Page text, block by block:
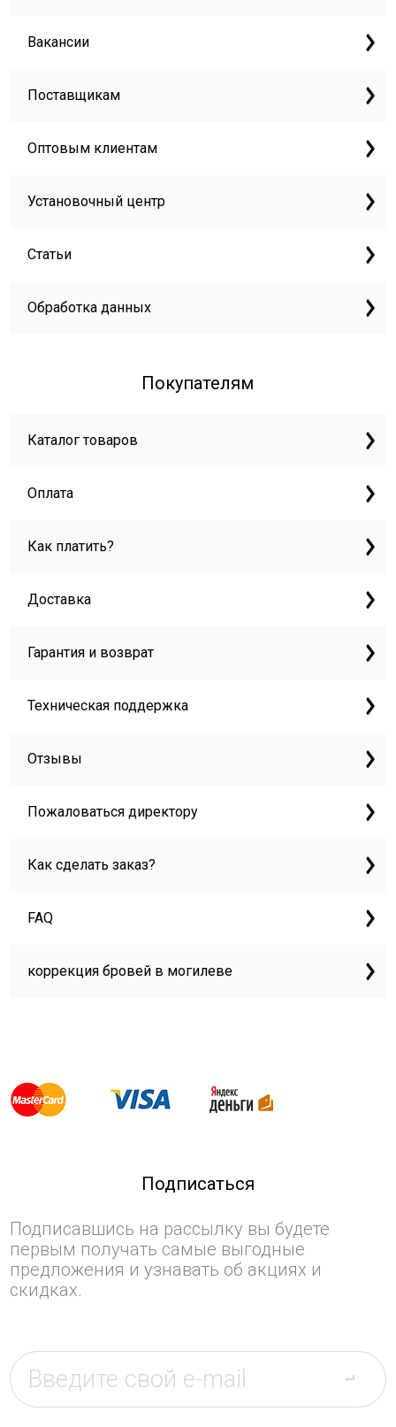
Вакансии
Поставщикам
Оптовым клиентам
Установочный центр
Статьи
Обработка данных
Покупателям
Каталог товаров
Оплата
Как платить?
Доставка
Гарантия и возврат
Техническая поддержка
Отзывы
Пожаловаться директору
Как сделать заказ?
FAQ
коррекция бровей в могилеве
Подписаться
Подписавшись на рассылку вы будете
первым получать самые выгодные
предложения и узнавать об акциях и
скидках.